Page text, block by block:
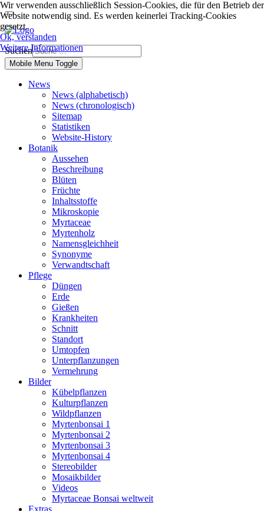
Suchen
Mobile Menu Toggle
News
News (alphabetisch)
News (chronologisch)
Sitemap
Statistiken
Website-History
Botanik
Aussehen
Beschreibung
Blüten
Früchte
Inhaltsstoffe
Mikroskopie
Myrtaceae
Myrtenholz
Namensgleichheit
Synonyme
Verwandtschaft
Pflege
Düngen
Erde
Gießen
Krankheiten
Schnitt
Standort
Umtopfen
Unterpflanzungen
Vermehrung
Bilder
Kübelpflanzen
Kulturpflanzen
Wildpflanzen
Myrtenbonsai 1
Myrtenbonsai 2
Myrtenbonsai 3
Myrtenbonsai 4
Stereobilder
Mosaikbilder
Videos
Myrtaceae Bonsai weltweit
Extras
Wir verwenden ausschließlich Session-Cookies, die für den Betrieb der
Website notwendig sind. Es werden keinerlei Tracking-Cookies
gesetzt.
Ok, verstanden
Weitere Informationen